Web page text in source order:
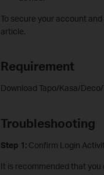
To secure your account
article.
Requirement
Download Tapo/Kasa/
Troubleshooting
Step 1: Confirm Login
It is recommended that